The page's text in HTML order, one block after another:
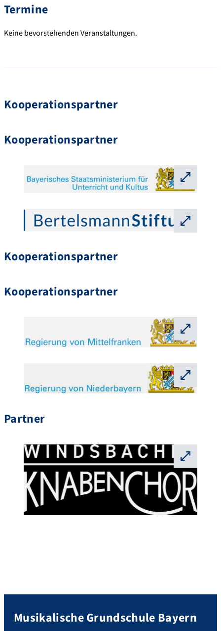
Grundschule Bayern
Termine
Keine bevorstehenden Veranstaltungen.
Kooperationspartner
Kooperationspartner
⛶
⛶
Kooperationspartner
Kooperationspartner
⛶
⛶
Partner
⛶
Musikalische Grundschule Bayern